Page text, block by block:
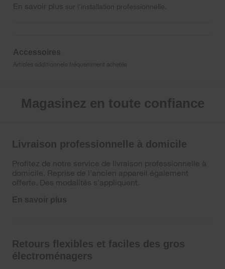
En savoir plus sur l’installation professionnelle.
Accessoires
Articles additionnels fréquemment achetés
Magasinez en toute confiance
Livraison professionnelle à domicile
Profitez de notre service de livraison professionnelle à
domicile. Reprise de l’ancien appareil également
offerte. Des modalités s’appliquent.
En savoir plus
Retours flexibles et faciles des gros
électroménagers